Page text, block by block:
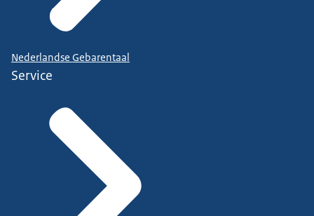
Nederlandse Gebarentaal
Service